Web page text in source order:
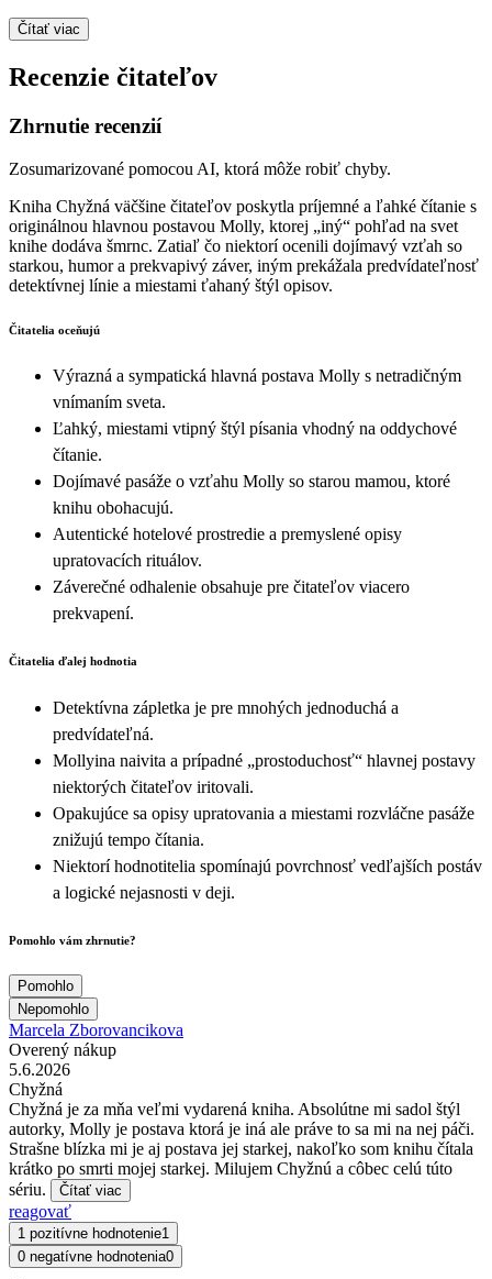
Čítať viac
Recenzie čitateľov
Zhrnutie recenzií
Zosumarizované pomocou AI, ktorá môže robiť chyby.
Kniha Chyžná väčšine čitateľov poskytla príjemné a ľahké čítanie s
originálnou hlavnou postavou Molly, ktorej „iný“ pohľad na svet
knihe dodáva šmrnc. Zatiaľ čo niektorí ocenili dojímavý vzťah so
starkou, humor a prekvapivý záver, iným prekážala predvídateľnosť
detektívnej línie a miestami ťahaný štýl opisov.
Čitatelia oceňujú
Výrazná a sympatická hlavná postava Molly s netradičným
vnímaním sveta.
Ľahký, miestami vtipný štýl písania vhodný na oddychové
čítanie.
Dojímavé pasáže o vzťahu Molly so starou mamou, ktoré
knihu obohacujú.
Autentické hotelové prostredie a premyslené opisy
upratovacích rituálov.
Záverečné odhalenie obsahuje pre čitateľov viacero
prekvapení.
Čitatelia ďalej hodnotia
Detektívna zápletka je pre mnohých jednoduchá a
predvídateľná.
Mollyina naivita a prípadné „prostoduchosť“ hlavnej postavy
niektorých čitateľov iritovali.
Opakujúce sa opisy upratovania a miestami rozvláčne pasáže
znižujú tempo čítania.
Niektorí hodnotitelia spomínajú povrchnosť vedľajších postáv
a logické nejasnosti v deji.
Pomohlo vám zhrnutie?
Pomohlo
Nepomohlo
Marcela Zborovancikova
Overený nákup
5.6.2026
Chyžná
Chyžná je za mňa veľmi vydarená kniha. Absolútne mi sadol štýl
autorky, Molly je postava ktorá je iná ale práve to sa mi na nej páči.
Strašne blízka mi je aj postava jej starkej, nakoľko som knihu čítala
krátko po smrti mojej starkej. Milujem Chyžnú a côbec celú túto
sériu.
Čítať viac
reagovať
1 pozitívne hodnotenie1
0 negatívne hodnotenia0